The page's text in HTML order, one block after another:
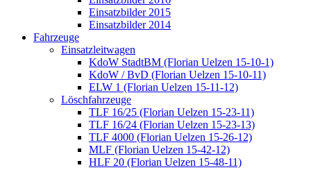
Einsatzbilder 2015
Einsatzbilder 2014
Fahrzeuge
Einsatzleitwagen
KdoW StadtBM (Florian Uelzen 15-10-1)
KdoW / BvD (Florian Uelzen 15-10-11)
ELW 1 (Florian Uelzen 15-11-12)
Löschfahrzeuge
TLF 16/25 (Florian Uelzen 15-23-11)
TLF 16/24 (Florian Uelzen 15-23-13)
TLF 4000 (Florian Uelzen 15-26-12)
MLF (Florian Uelzen 15-42-12)
HLF 20 (Florian Uelzen 15-48-11)